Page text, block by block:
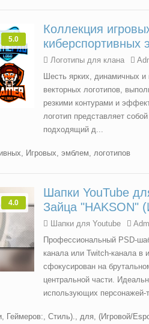
5.0
Коллекция
киберспортивных
Логотипы для клана
Шесть ярких, динамичных и
векторных логотипов,
резкими контурами и
логотип представляет
подходящий д...
, Игровых, эмблем, логотипов
4.0
Шапки YouTube
Зайца "HAKSON"
Шапки для Youtube
Профессиональный PSD-
канала или Twitch-канала в
сфокусирован на
центральной части.
использующих персонажей-
, Геймеров:, Стиль)., для, (Игровой/